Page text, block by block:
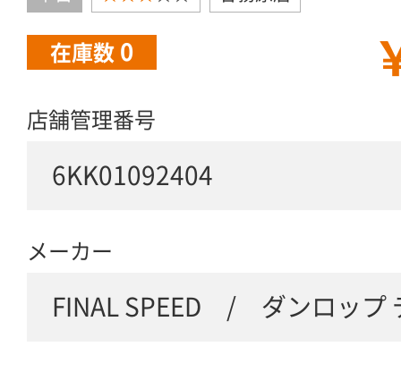
在庫数 0
店舗管理番号
6KK01092404
メーカー
FINAL SPEED / ダンロップ